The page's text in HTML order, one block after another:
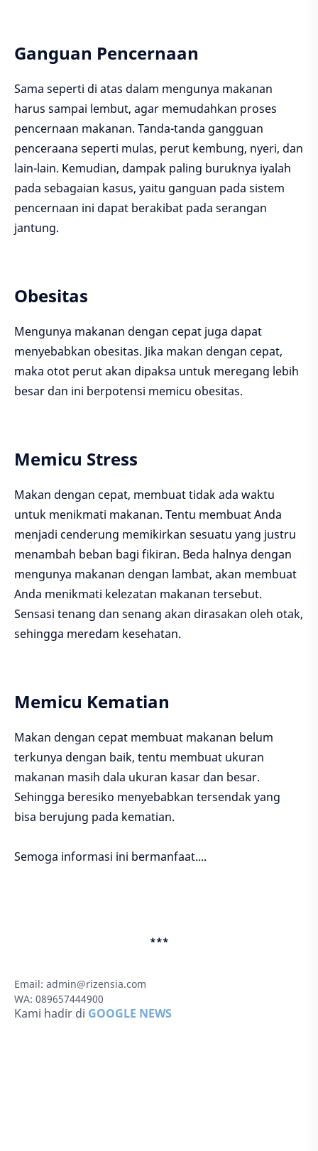
Ganguan Pencernaan
Sama seperti di atas dalam mengunya makanan
harus sampai lembut, agar memudahkan proses
pencernaan makanan. Tanda-tanda gangguan
penceraana seperti mulas, perut kembung, nyeri, dan
lain-lain. Kemudian, dampak paling buruknya iyalah
pada sebagaian kasus, yaitu ganguan pada sistem
pencernaan ini dapat berakibat pada serangan
jantung.
Obesitas
Mengunya makanan dengan cepat juga dapat
menyebabkan obesitas. Jika makan dengan cepat,
maka otot perut akan dipaksa untuk meregang lebih
besar dan ini berpotensi memicu obesitas.
Memicu Stress
Makan dengan cepat, membuat tidak ada waktu
untuk menikmati makanan. Tentu membuat Anda
menjadi cenderung memikirkan sesuatu yang justru
menambah beban bagi fikiran. Beda halnya dengan
mengunya makanan dengan lambat, akan membuat
Anda menikmati kelezatan makanan tersebut.
Sensasi tenang dan senang akan dirasakan oleh otak,
sehingga meredam kesehatan.
Memicu Kematian
Makan dengan cepat membuat makanan belum
terkunya dengan baik, tentu membuat ukuran
makanan masih dala ukuran kasar dan besar.
Sehingga beresiko menyebabkan tersendak yang
bisa berujung pada kematian.
Semoga informasi ini bermanfaat....
***
Email: admin@rizensia.com
WA: 089657444900
Kami hadir di GOOGLE NEWS